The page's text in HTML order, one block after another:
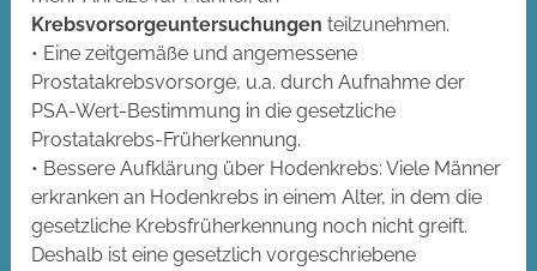
Krebsvorsorgeuntersuchungen teilzunehmen.
• Eine zeitgemäße und angemessene
Prostatakrebsvorsorge, u.a. durch Aufnahme der
PSA-Wert-Bestimmung in die gesetzliche
Prostatakrebs-Früherkennung.
• Bessere Aufklärung über Hodenkrebs: Viele Männer
erkranken an Hodenkrebs in einem Alter, in dem die
gesetzliche Krebsfrüherkennung noch nicht greift.
Deshalb ist eine gesetzlich vorgeschriebene